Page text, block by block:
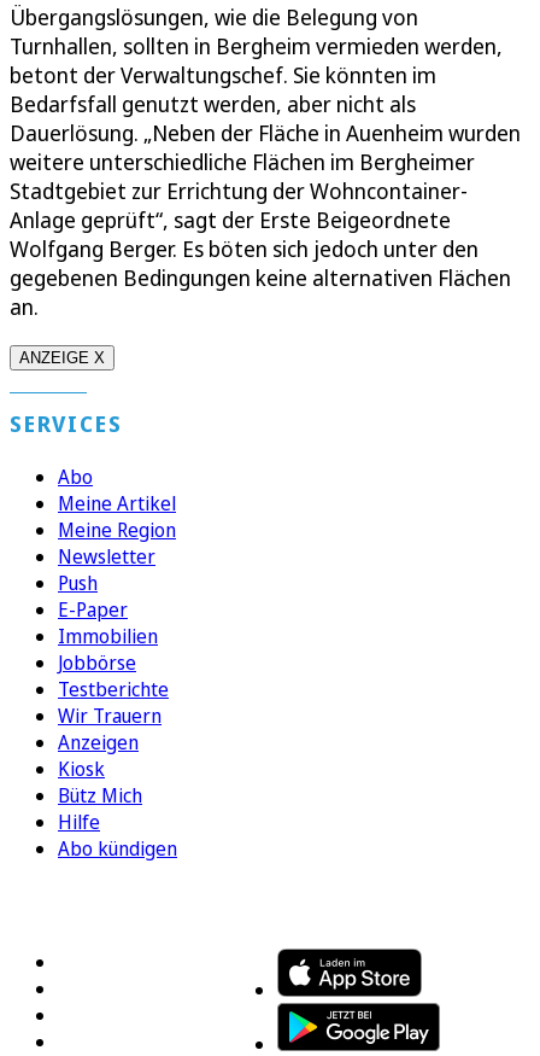
Übergangslösungen, wie die Belegung von
Turnhallen, sollten in Bergheim vermieden werden,
betont der Verwaltungschef. Sie könnten im
Bedarfsfall genutzt werden, aber nicht als
Dauerlösung. „Neben der Fläche in Auenheim wurden
weitere unterschiedliche Flächen im Bergheimer
Stadtgebiet zur Errichtung der Wohncontainer-
Anlage geprüft“, sagt der Erste Beigeordnete
Wolfgang Berger. Es böten sich jedoch unter den
gegebenen Bedingungen keine alternativen Flächen
an.
ANZEIGE X
SERVICES
Abo
Meine Artikel
Meine Region
Newsletter
Push
E-Paper
Immobilien
Jobbörse
Testberichte
Wir Trauern
Anzeigen
Kiosk
Bütz Mich
Hilfe
Abo kündigen